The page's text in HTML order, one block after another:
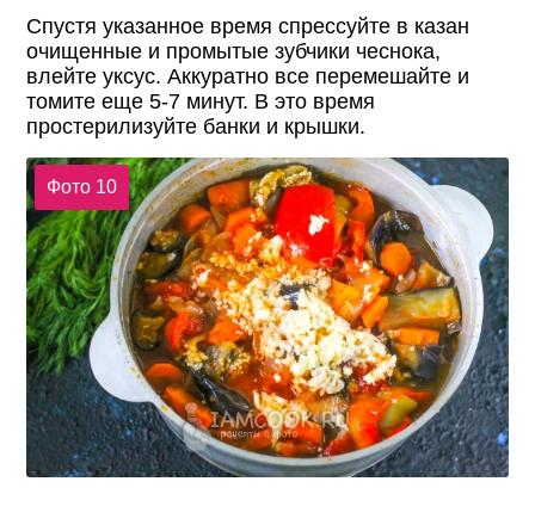
Спустя указанное время спрессуйте в казан
очищенные и промытые зубчики чеснока,
влейте уксус. Аккуратно все перемешайте и
томите еще 5-7 минут. В это время
простерилизуйте банки и крышки.
Фото 10